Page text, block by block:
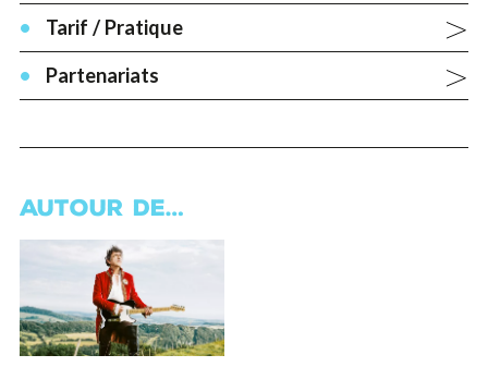
Tarif / Pratique
Partenariats
AUTOUR DE…